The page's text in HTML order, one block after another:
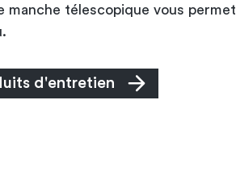
manche télescopique vous
d'entretien